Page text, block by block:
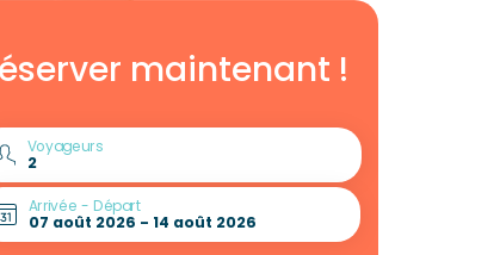
maintenant !
Voyageurs
Arrivée - Départ